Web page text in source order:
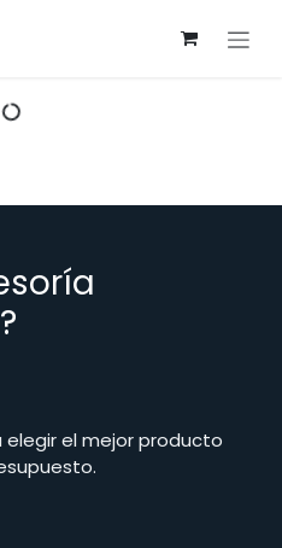
el mejor producto